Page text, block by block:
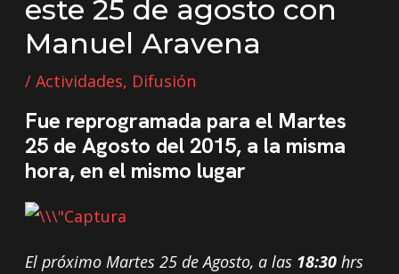
este 25 de agosto con
Manuel Aravena
/ Actividades, Difusión
Fue reprogramada para el Martes
25 de Agosto del 2015, a la misma
hora, en el mismo lugar
El próximo Martes 25 de Agosto, a las 18:30hrs